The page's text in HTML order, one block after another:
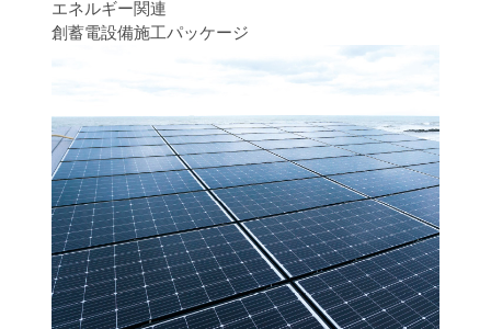
エネルギー関連
創蓄電設備施工パッケージ